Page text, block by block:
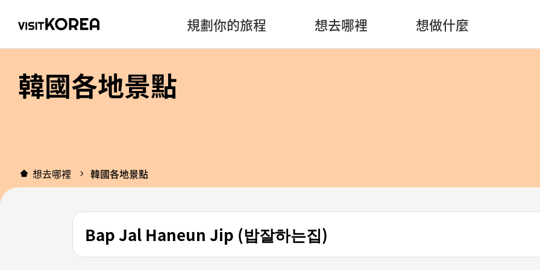
規劃你的旅程 想去哪裡 想做什麼
韓國各地景點
想去哪裡 韓國各地景點
Bap Jal Haneun Jip (밥잘하는집)